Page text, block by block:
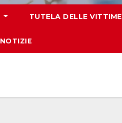
TUTELA DELLE VITTIME